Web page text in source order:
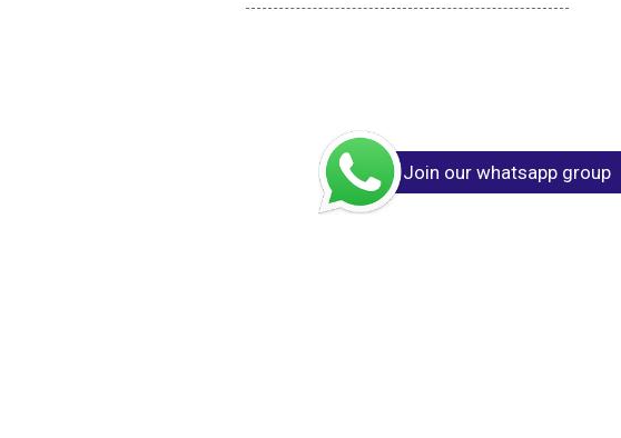
Join our whatsapp group